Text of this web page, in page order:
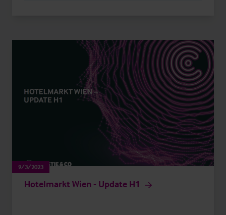
9/3/2023
Hotelmarkt Wien - Update H1